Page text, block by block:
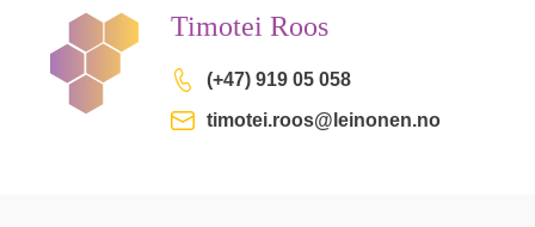
Timotei Roos
(+47) 919 05 058
timotei.roos@leinonen.no